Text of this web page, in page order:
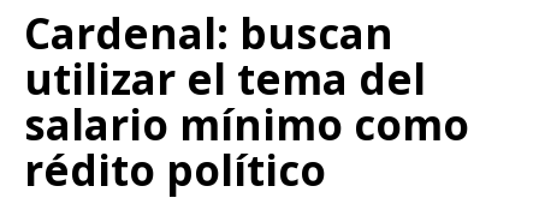
Cardenal: buscan
utilizar el tema del
salario mínimo como
rédito político